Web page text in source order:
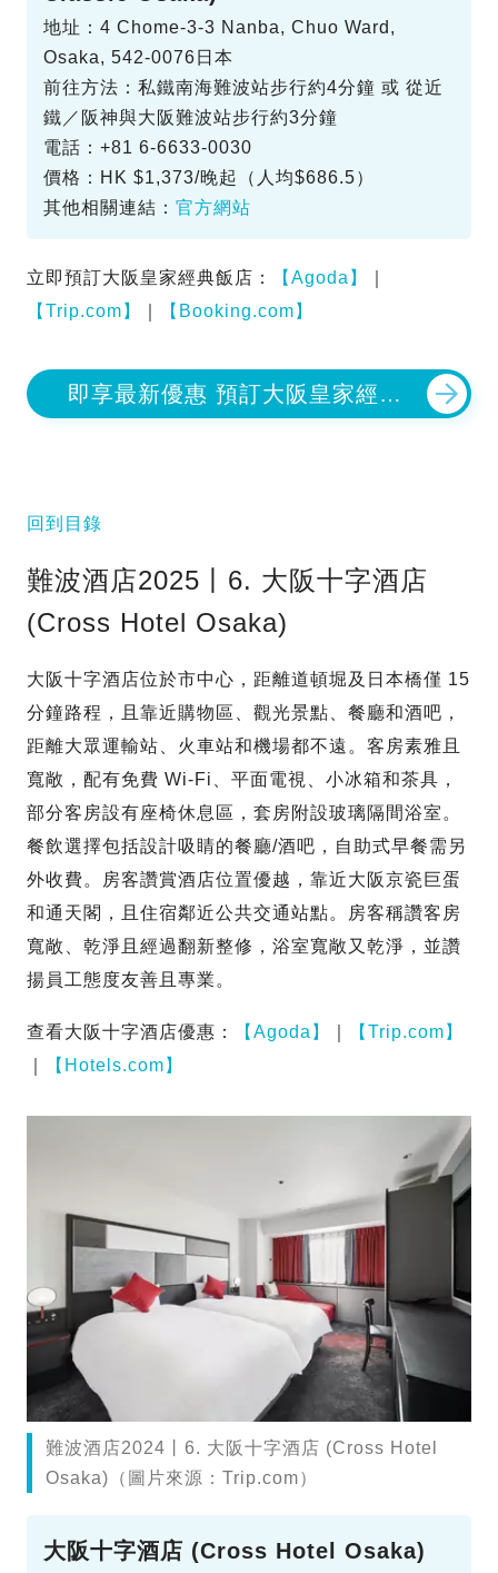
地址：4 Chome-3-3 Nanba, Chuo Ward,
Osaka, 542-0076日本
前往方法：私鐵南海難波站步行約4分鐘 或 從近
鐵／阪神與大阪難波站步行約3分鐘
電話：+81 6-6633-0030
價格：HK $1,373/晚起（人均$686.5）
其他相關連結： 官方網站
立即預訂大阪皇家經典飯店： 【Agoda】
【Trip.com】
【Booking.com】
即享最新優惠 預訂大阪皇家經典
飯店
回到目錄
難波酒店2025丨6. 大阪十字酒店
(Cross Hotel Osaka)
大阪十字酒店位於市中心，距離道頓堀及日本橋僅 15
分鐘路程，且靠近購物區、觀光景點、餐廳和酒吧，
距離大眾運輸站、火車站和機場都不遠。客房素雅且
寬敞，配有免費 Wi-Fi、平面電視、小冰箱和茶具，
部分客房設有座椅休息區，套房附設玻璃隔間浴室。
餐飲選擇包括設計吸睛的餐廳/酒吧，自助式早餐需另
外收費。房客讚賞酒店位置優越，靠近大阪京瓷巨蛋
和通天閣，且住宿鄰近公共交通站點。房客稱讚客房
寬敞、乾淨且經過翻新整修，浴室寬敞又乾淨，並讚
揚員工態度友善且專業。
查看大阪十字酒店優惠： 【Agoda】
【Trip.com】
【Hotels.com】
難波酒店2024丨6. 大阪十字酒店 (Cross Hotel
Osaka)（圖片來源：Trip.com）
大阪十字酒店 (Cross Hotel Osaka)